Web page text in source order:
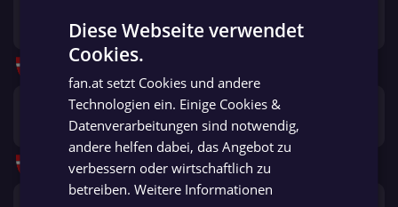
Ticker frei
Mi. 09.09.
17:30
Ticker frei
2. Landesliga Runde 5
Fr. 18.09.
Diese Webseite verwendet
Cookies.
fan.at setzt Cookies und andere
Technologien ein. Einige Cookies &
Datenverarbeitungen sind notwendig,
andere helfen dabei, das Angebot zu
verbessern oder wirtschaftlich zu
betreiben.Weitere Informationen